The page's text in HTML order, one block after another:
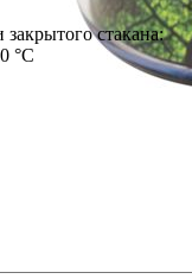
стакана:
°С